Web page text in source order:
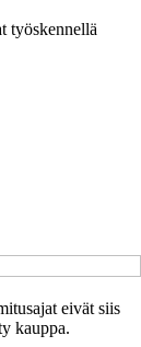
työskennellä
eivät siis
kauppa.